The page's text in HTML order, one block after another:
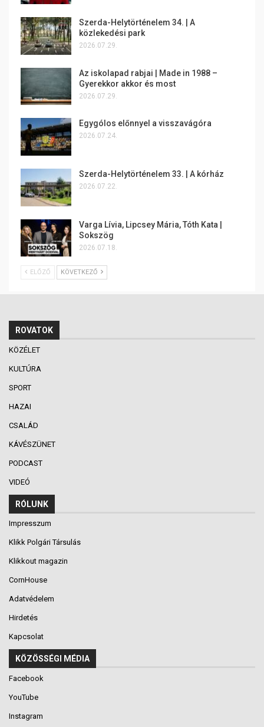
Szerda-Helytörténelem 34. | A
közlekedési park
2026.07.29.
Az iskolapad rabjai | Made in 1988 –
Gyerekkor akkor és most
2026.07.29.
Egygólos előnnyel a visszavágóra
2026.07.24.
Szerda-Helytörténelem 33. | A kórház
2026.07.22.
Varga Lívia, Lipcsey Mária, Tóth Kata |
Sokszög
2026.07.18.
ELŐZŐ KÖVETKEZŐ
ROVATOK
KÖZÉLET
KULTÚRA
SPORT
HAZAI
CSALÁD
KÁVÉSZÜNET
PODCAST
VIDEÓ
RÓLUNK
Impresszum
Klikk Polgári Társulás
Klikkout magazin
CornHouse
Adatvédelem
Hirdetés
Kapcsolat
KÖZÖSSÉGI MÉDIA
Facebook
YouTube
Instagram